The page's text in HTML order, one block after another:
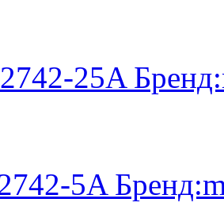
25A Бренд:
5A Бренд: